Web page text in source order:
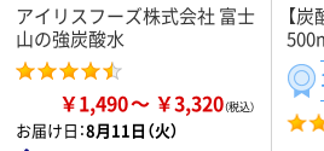
アイリスフーズ株式会社 富士
山の強炭酸水
￥1,490 ￥3,320
お届け日：8月11日（火）
【